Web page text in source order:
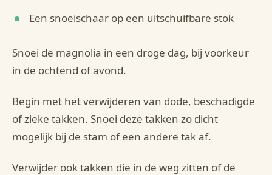
Een snoeischaar op een uitschuifbare stok
Snoei de magnolia in een droge dag, bij voorkeur
in de ochtend of avond.
Begin met het verwijderen van dode, beschadigde
of zieke takken. Snoei deze takken zo dicht
mogelijk bij de stam of een andere tak af.
Verwijder ook takken die in de weg zitten of de